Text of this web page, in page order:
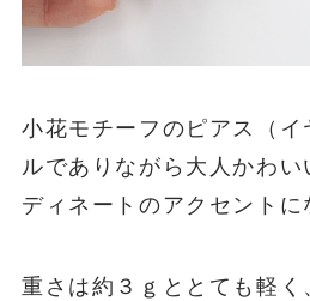
小花モチーフのピアス（
ルでありながら大人かわ
ディネートのアクセントに
重さは約３ｇととても軽く